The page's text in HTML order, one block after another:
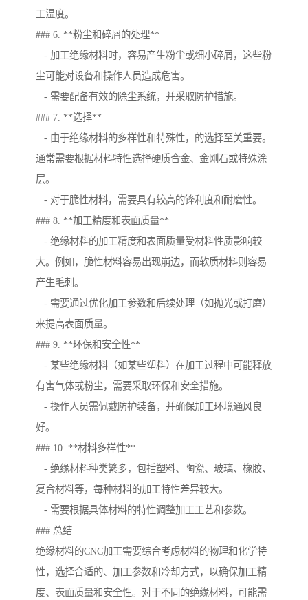
工温度。
### 6. **粉尘和碎屑的处理**
- 加工绝缘材料时，容易产生粉尘或细小碎屑，这些粉
尘可能对设备和操作人员造成危害。
- 需要配备有效的除尘系统，并采取防护措施。
### 7. **选择**
- 由于绝缘材料的多样性和特殊性，的选择至关重要。
通常需要根据材料特性选择硬质合金、金刚石或特殊涂
层。
- 对于脆性材料，需要具有较高的锋利度和耐磨性。
### 8. **加工精度和表面质量**
- 绝缘材料的加工精度和表面质量受材料性质影响较
大。例如，脆性材料容易出现崩边，而软质材料则容易
产生毛刺。
- 需要通过优化加工参数和后续处理（如抛光或打磨）
来提高表面质量。
### 9. **环保和安全性**
- 某些绝缘材料（如某些塑料）在加工过程中可能释放
有害气体或粉尘，需要采取环保和安全措施。
- 操作人员需佩戴防护装备，并确保加工环境通风良
好。
### 10. **材料多样性**
- 绝缘材料种类繁多，包括塑料、陶瓷、玻璃、橡胶、
复合材料等，每种材料的加工特性差异较大。
- 需要根据具体材料的特性调整加工工艺和参数。
### 总结
绝缘材料的CNC加工需要综合考虑材料的物理和化学特
性，选择合适的、加工参数和冷却方式，以确保加工精
度、表面质量和安全性。对于不同的绝缘材料，可能需